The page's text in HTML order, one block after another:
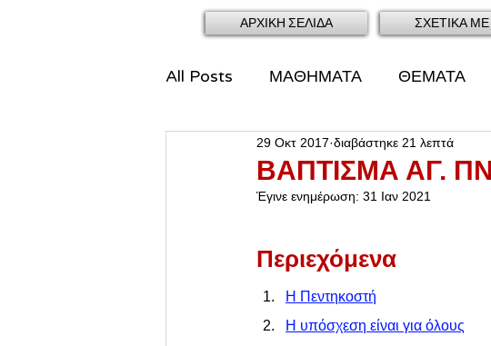
ΑΡΧΙΚΗ ΣΕΛΙΔΑ ΣΧΕΤΙΚΑ
All Posts ΜΑΘΗΜΑΤΑ ΘΕΜΑΤΑ
ΒΑΠΤΙΣΜΑ ΑΓ.
29 Οκτ 2017 διαβάστηκε 21 λεπτά
Έγινε ενημέρωση: 31 Ιαν 2021
Περιεχόμενα
Η Πεντηκοστή
Η υπόσχεση είναι για όλους